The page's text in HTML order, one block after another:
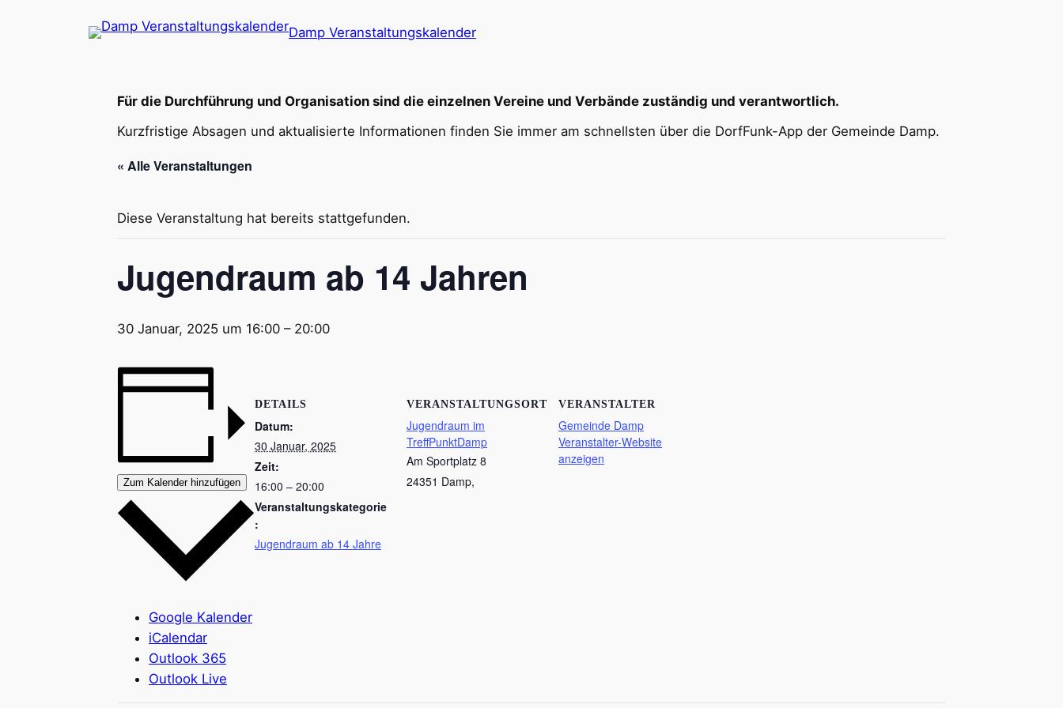
Damp Veranstaltungskalender
Für die Durchführung und Organisation sind die einzelnen Vereine und Verbände zuständig und verantwortlich.
Kurzfristige Absagen und aktualisierte Informationen finden Sie immer am schnellsten über die DorfFunk-App der Gemeinde Damp.
« Alle Veranstaltungen
Diese Veranstaltung hat bereits stattgefunden.
Jugendraum ab 14 Jahren
30 Januar, 2025 um 16:00 – 20:00
Zum Kalender hinzufügen
Google Kalender
iCalendar
Outlook 365
Outlook Live
DETAILS
Datum:
30 Januar, 2025
Zeit:
16:00 – 20:00
Veranstaltungskategorie
:
Jugendraum ab 14 Jahre
VERANSTALTUNGSORT
Jugendraum im
TreffPunktDamp
Am Sportplatz 8
24351 Damp,
VERANSTALTER
Gemeinde Damp
Veranstalter-Website
anzeigen